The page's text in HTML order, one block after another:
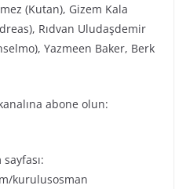
(Kutan), Gizem Kala
Rıdvan Uludaşdemir
Yazmeen Baker, Berk
abone olun:
kurulusosman